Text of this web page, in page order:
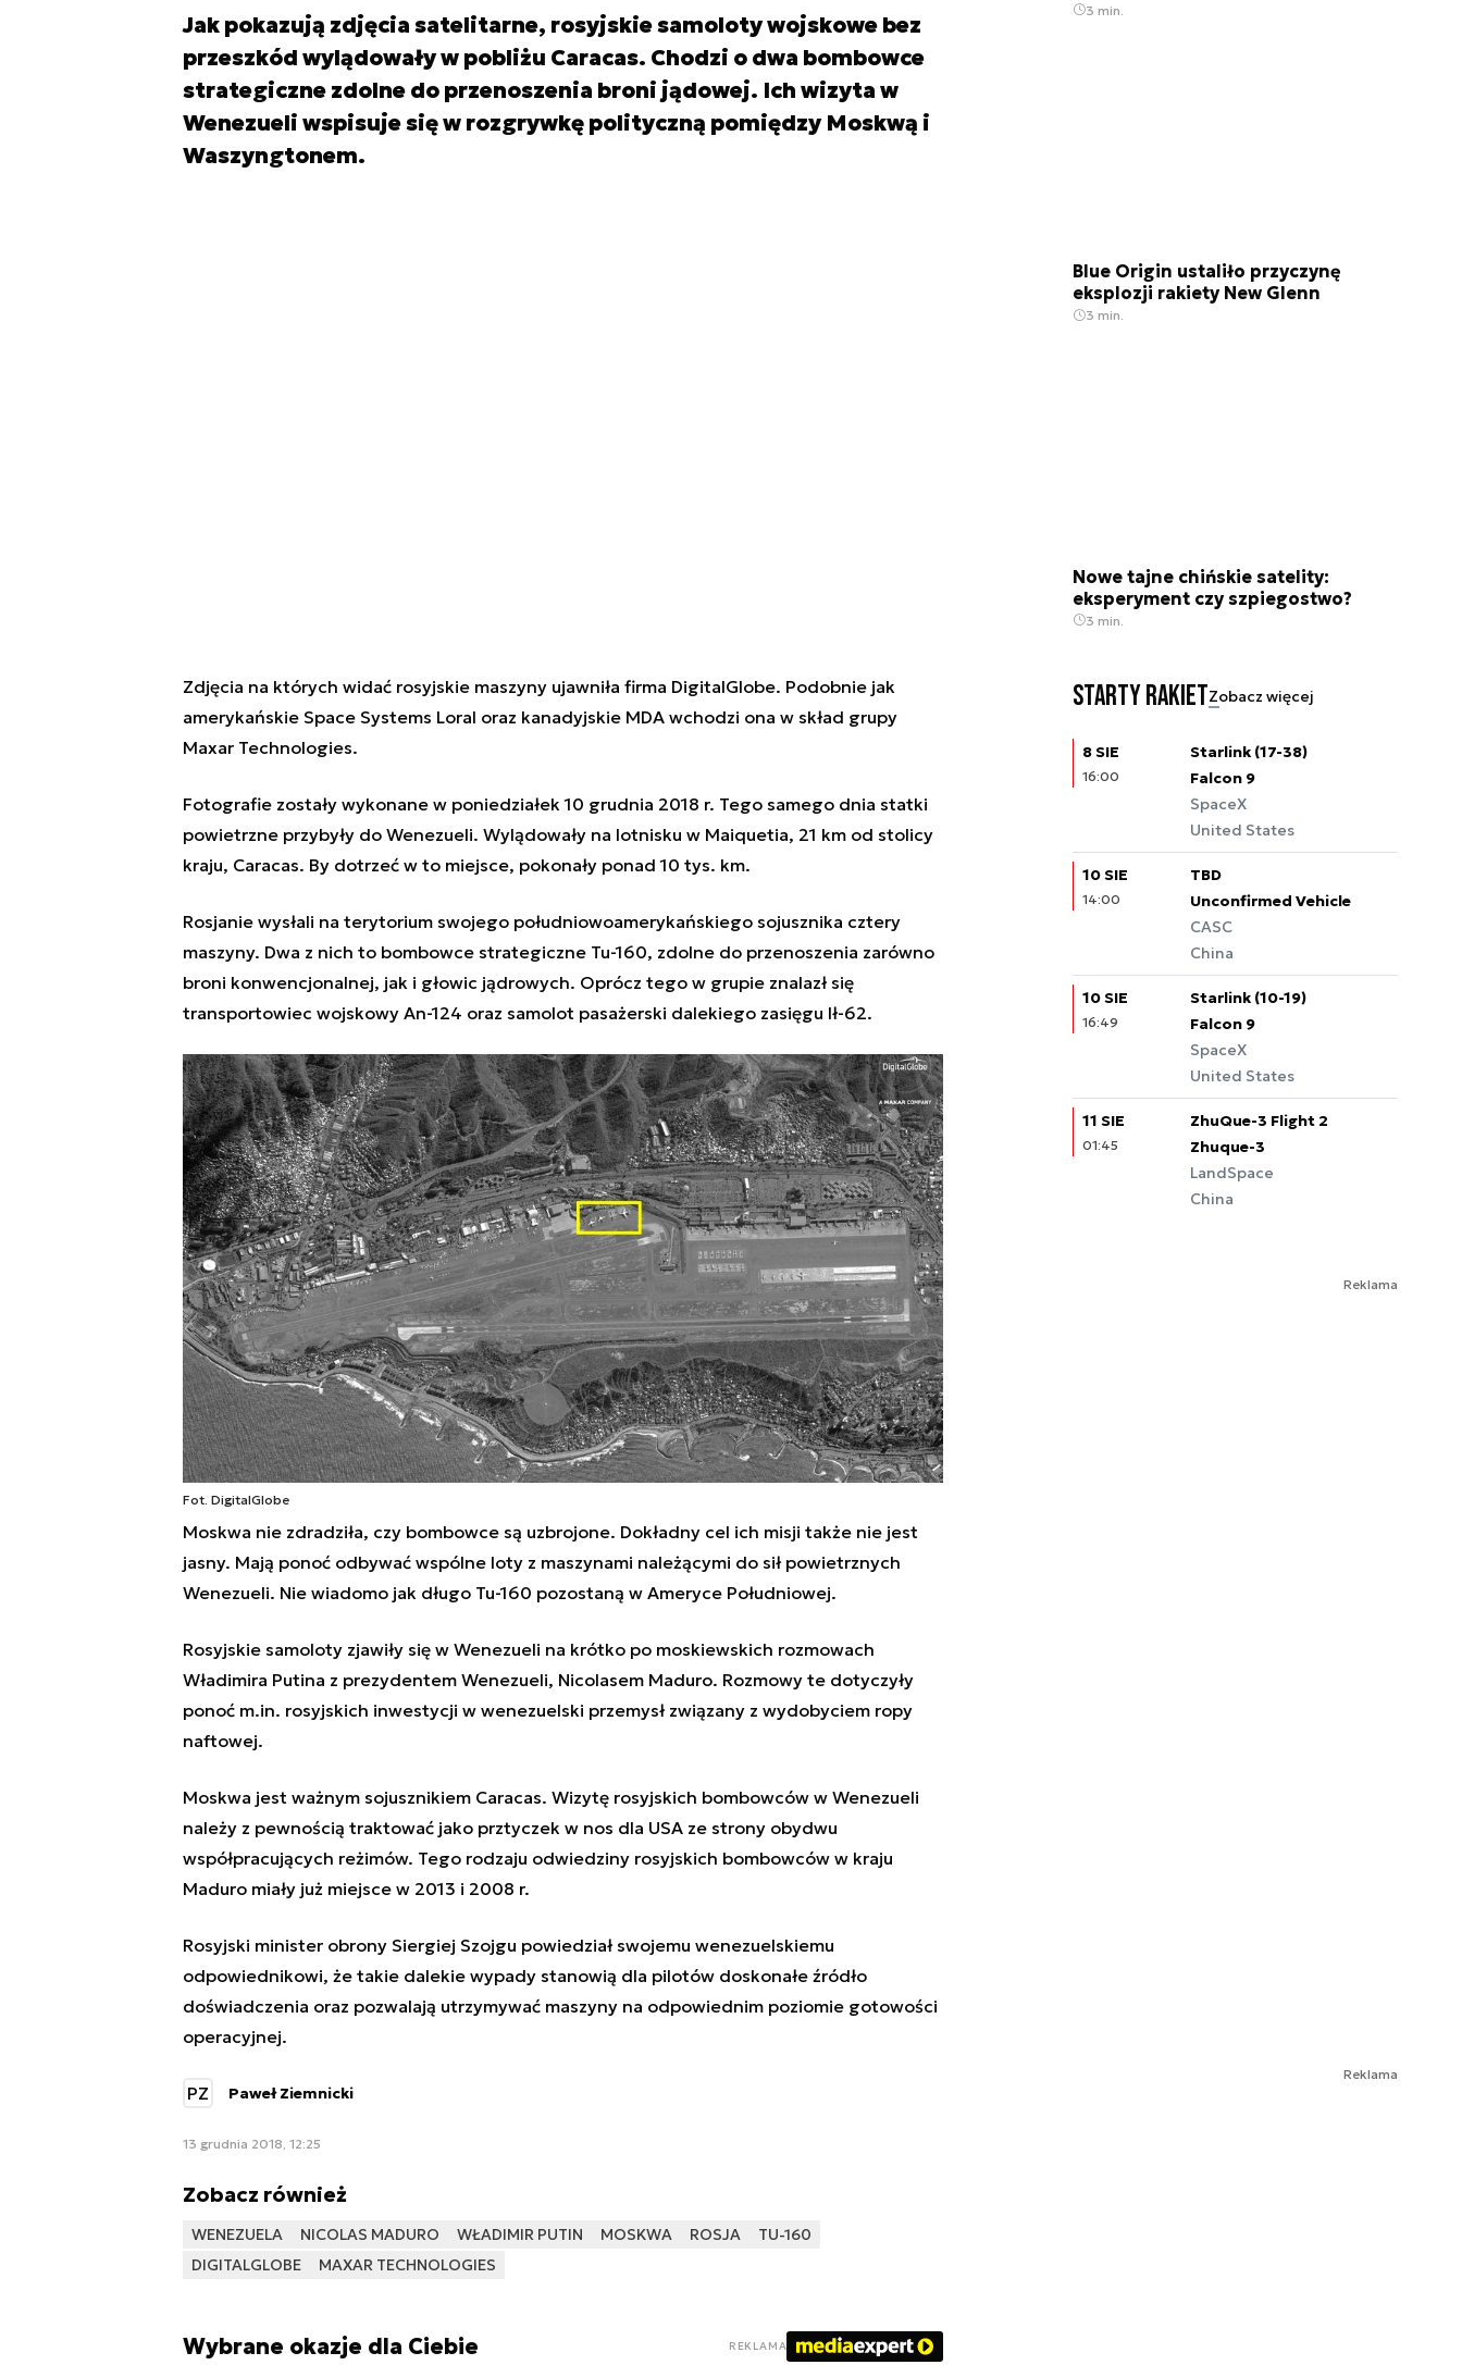
Jak pokazują zdjęcia satelitarne, rosyjskie samoloty wojskowe bez
przeszkód wylądowały w pobliżu Caracas. Chodzi o dwa bombowce
strategiczne zdolne do przenoszenia broni jądowej. Ich wizyta w
Wenezueli wspisuje się w rozgrywkę polityczną pomiędzy Moskwą i
Waszyngtonem.
Zdjęcia na których widać rosyjskie maszyny ujawniła firma DigitalGlobe. Podobnie jak
amerykańskie Space Systems Loral oraz kanadyjskie MDA wchodzi ona w skład grupy
Maxar Technologies.
Fotografie zostały wykonane w poniedziałek 10 grudnia 2018 r. Tego samego dnia statki
powietrzne przybyły do Wenezueli. Wylądowały na lotnisku w Maiquetia, 21 km od stolicy
kraju, Caracas. By dotrzeć w to miejsce, pokonały ponad 10 tys. km.
Rosjanie wysłali na terytorium swojego południowoamerykańskiego sojusznika cztery
maszyny. Dwa z nich to bombowce strategiczne Tu-160, zdolne do przenoszenia zarówno
broni konwencjonalnej, jak i głowic jądrowych. Oprócz tego w grupie znalazł się
transportowiec wojskowy An-124 oraz samolot pasażerski dalekiego zasięgu Ił-62.
Fot. DigitalGlobe
Moskwa nie zdradziła, czy bombowce są uzbrojone. Dokładny cel ich misji także nie jest
jasny. Mają ponoć odbywać wspólne loty z maszynami należącymi do sił powietrznych
Wenezueli. Nie wiadomo jak długo Tu-160 pozostaną w Ameryce Południowej.
Rosyjskie samoloty zjawiły się w Wenezueli na krótko po moskiewskich rozmowach
Władimira Putina z prezydentem Wenezueli, Nicolasem Maduro. Rozmowy te dotyczyły
ponoć m.in. rosyjskich inwestycji w wenezuelski przemysł związany z wydobyciem ropy
naftowej.
Moskwa jest ważnym sojusznikiem Caracas. Wizytę rosyjskich bombowców w Wenezueli
należy z pewnością traktować jako prztyczek w nos dla USA ze strony obydwu
współpracujących reżimów. Tego rodzaju odwiedziny rosyjskich bombowców w kraju
Maduro miały już miejsce w 2013 i 2008 r.
Rosyjski minister obrony Siergiej Szojgu powiedział swojemu wenezuelskiemu
odpowiednikowi, że takie dalekie wypady stanowią dla pilotów doskonałe źródło
doświadczenia oraz pozwalają utrzymywać maszyny na odpowiednim poziomie gotowości
operacyjnej.
PZ Paweł Ziemnicki
13 grudnia 2018, 12:25
Zobacz również
WENEZUELA NICOLAS MADURO WŁADIMIR PUTIN MOSKWA ROSJA
TU-160
DIGITALGLOBE
MAXAR TECHNOLOGIES
Wybrane okazje dla Ciebie REKLAMA
3 min.
Blue Origin ustaliło przyczynę
eksplozji rakiety New Glenn
3 min.
Nowe tajne chińskie satelity:
eksperyment czy szpiegostwo?
3 min.
Starty rakietZobacz więcej
8 SIE
16:00
Starlink (17-38)
Falcon 9
SpaceX
United States
10 SIE
14:00
TBD
Unconfirmed Vehicle
CASC
China
10 SIE
16:49
Starlink (10-19)
Falcon 9
SpaceX
United States
11 SIE
01:45
ZhuQue-3 Flight 2
Zhuque-3
LandSpace
China
Reklama
Reklama